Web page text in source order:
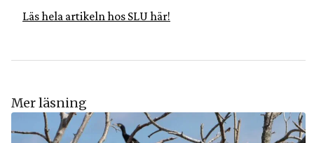
Läs hela artikeln hos SLU här!
Mer läsning